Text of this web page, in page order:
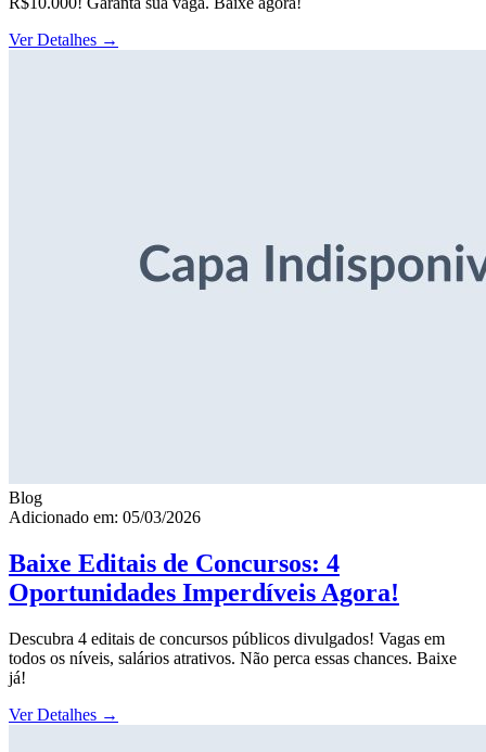
Ver Detalhes →
Blog
Adicionado em: 05/03/2026
Baixe Editais de Concursos: 4
Oportunidades Imperdíveis Agora!
Descubra 4 editais de concursos públicos divulgados! Vagas em
todos os níveis, salários atrativos. Não perca essas chances. Baixe
já!
Ver Detalhes →